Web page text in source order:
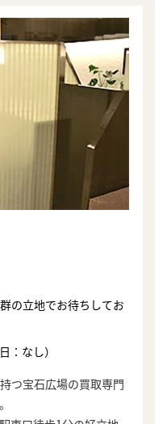
の立地でお待ちしてお
：なし）
つ宝石広場の買取専門